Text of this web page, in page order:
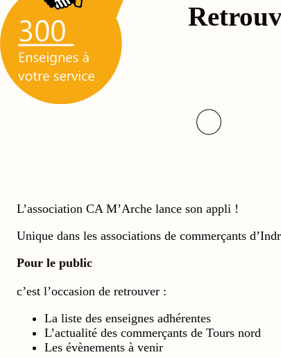
L’association CA M’Arche lance son appli !
Unique dans les associations de commerçants
Pour le public
c’est l’occasion de retrouver :
La liste des enseignes adhérentes
L’actualité des commerçants de Tours nord
Les évènements à venir